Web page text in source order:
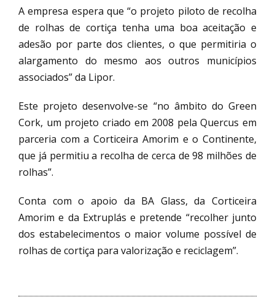
A empresa espera que “o projeto piloto de recolha
de rolhas de cortiça tenha uma boa aceitação e
adesão por parte dos clientes, o que permitiria o
alargamento do mesmo aos outros municípios
associados” da Lipor.
Este projeto desenvolve-se “no âmbito do Green
Cork, um projeto criado em 2008 pela Quercus em
parceria com a Corticeira Amorim e o Continente,
que já permitiu a recolha de cerca de 98 milhões de
rolhas”.
Conta com o apoio da BA Glass, da Corticeira
Amorim e da Extruplás e pretende “recolher junto
dos estabelecimentos o maior volume possível de
rolhas de cortiça para valorização e reciclagem”.